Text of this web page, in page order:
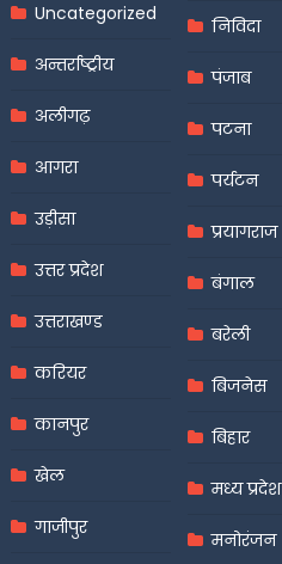
Uncategorized
अन्तर्राष्ट्रीय
अलीगढ़
आगरा
उड़ीसा
उत्तर प्रदेश
उत्तराखण्ड
करियर
कानपुर
खेल
गाजीपुर
निविदा
पंजाब
पटना
पर्यटन
प्रयागराज
बंगाल
बरेली
बिजनेस
बिहार
मध्य प्रदेश
मनोरंजन